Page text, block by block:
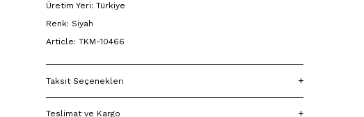
Üretim Yeri: Türkiye
Renk: Siyah
Article: TKM-10466
Taksit Seçenekleri
Teslimat ve Kargo